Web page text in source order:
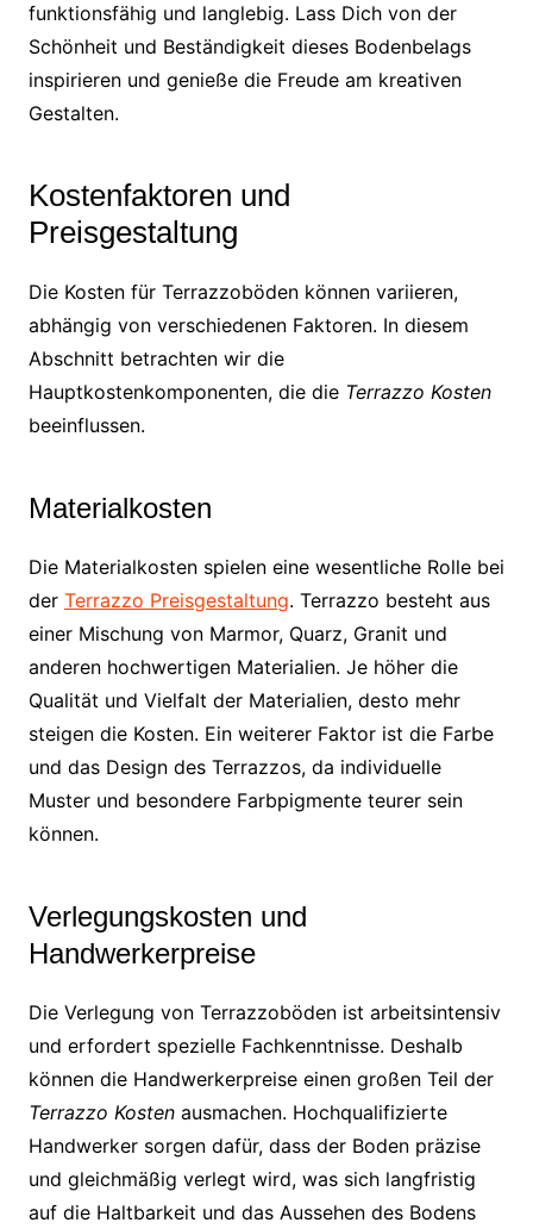
funktionsfähig und langlebig. Lass Dich von der
Schönheit und Beständigkeit dieses Bodenbelags
inspirieren und genieße die Freude am kreativen
Gestalten.
Kostenfaktoren und
Preisgestaltung
Die Kosten für Terrazzoböden können variieren,
abhängig von verschiedenen Faktoren. In diesem
Abschnitt betrachten wir die
Hauptkostenkomponenten, die die Terrazzo Kosten
beeinflussen.
Materialkosten
Die Materialkosten spielen eine wesentliche Rolle bei
der Terrazzo Preisgestaltung. Terrazzo besteht aus
einer Mischung von Marmor, Quarz, Granit und
anderen hochwertigen Materialien. Je höher die
Qualität und Vielfalt der Materialien, desto mehr
steigen die Kosten. Ein weiterer Faktor ist die Farbe
und das Design des Terrazzos, da individuelle
Muster und besondere Farbpigmente teurer sein
können.
Verlegungskosten und
Handwerkerpreise
Die Verlegung von Terrazzoböden ist arbeitsintensiv
und erfordert spezielle Fachkenntnisse. Deshalb
können die Handwerkerpreise einen großen Teil der
Terrazzo Kostenausmachen. Hochqualifizierte
Handwerker sorgen dafür, dass der Boden präzise
und gleichmäßig verlegt wird, was sich langfristig
auf die Haltbarkeit und das Aussehen des Bodens